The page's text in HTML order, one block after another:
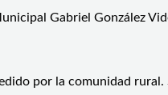
Gabriel González
por la comunidad